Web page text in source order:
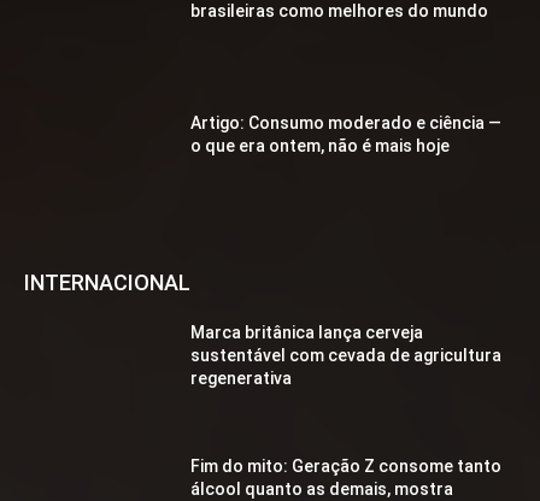
brasileiras como melhores do mundo
Artigo: Consumo moderado e ciência —
o que era ontem, não é mais hoje
INTERNACIONAL
Marca britânica lança cerveja
sustentável com cevada de agricultura
regenerativa
Fim do mito: Geração Z consome tanto
álcool quanto as demais, mostra